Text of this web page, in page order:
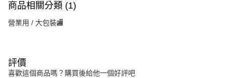
商品相關分類 (1)
營業用 / 大包裝🏬
評價
喜歡這個商品嗎？購買後給他一個好評吧